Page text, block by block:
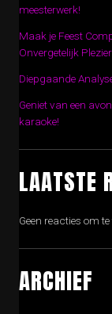
meesterwerk!
Maak je Feest
Onvergetelijk
Diepgaande
Geniet van een
karaoke!
LAATSTE
Geen reacties om te
ARCHIEF